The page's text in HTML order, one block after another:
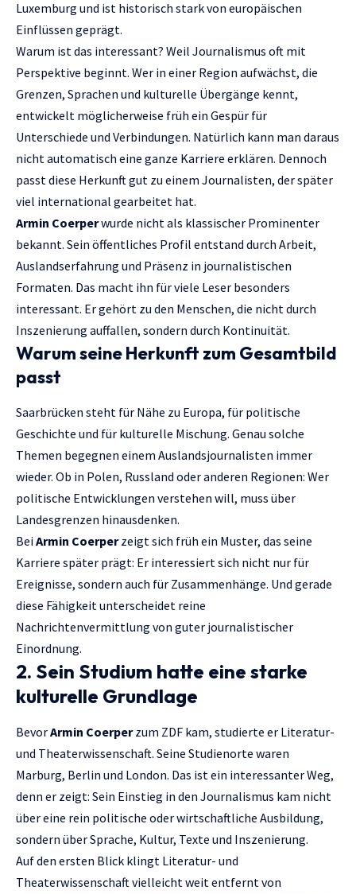
Luxemburg und ist historisch stark von europäischen
Einflüssen geprägt.
Warum ist das interessant? Weil Journalismus oft mit
Perspektive beginnt. Wer in einer Region aufwächst, die
Grenzen, Sprachen und kulturelle Übergänge kennt,
entwickelt möglicherweise früh ein Gespür für
Unterschiede und Verbindungen. Natürlich kann man daraus
nicht automatisch eine ganze Karriere erklären. Dennoch
passt diese Herkunft gut zu einem Journalisten, der später
viel international gearbeitet hat.
Armin Coerperwurde nicht als klassischer Prominenter
bekannt. Sein öffentliches Profil entstand durch Arbeit,
Auslandserfahrung und Präsenz in journalistischen
Formaten. Das macht ihn für viele Leser besonders
interessant. Er gehört zu den Menschen, die nicht durch
Inszenierung auffallen, sondern durch Kontinuität.
Warum seine Herkunft zum Gesamtbild
passt
Saarbrücken steht für Nähe zu Europa, für politische
Geschichte und für kulturelle Mischung. Genau solche
Themen begegnen einem Auslandsjournalisten immer
wieder. Ob in Polen, Russland oder anderen Regionen: Wer
politische Entwicklungen verstehen will, muss über
Landesgrenzen hinausdenken.
BeiArmin Coerperzeigt sich früh ein Muster, das seine
Karriere später prägt: Er interessiert sich nicht nur für
Ereignisse, sondern auch für Zusammenhänge. Und gerade
diese Fähigkeit unterscheidet reine
Nachrichtenvermittlung von guter journalistischer
Einordnung.
2. Sein Studium hatte eine starke
kulturelle Grundlage
BevorArmin Coerperzum ZDF kam, studierte er Literatur-
und Theaterwissenschaft. Seine Studienorte waren
Marburg, Berlin und London. Das ist ein interessanter Weg,
denn er zeigt: Sein Einstieg in den Journalismus kam nicht
über eine rein politische oder wirtschaftliche Ausbildung,
sondern über Sprache, Kultur, Texte und Inszenierung.
Auf den ersten Blick klingt Literatur- und
Theaterwissenschaft vielleicht weit entfernt von